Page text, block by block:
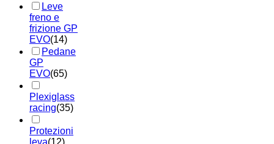
Leve
freno e
frizione GP
EVO(14)
Pedane
GP
EVO(65)
Plexiglass
racing(35)
Protezioni
leva(12)